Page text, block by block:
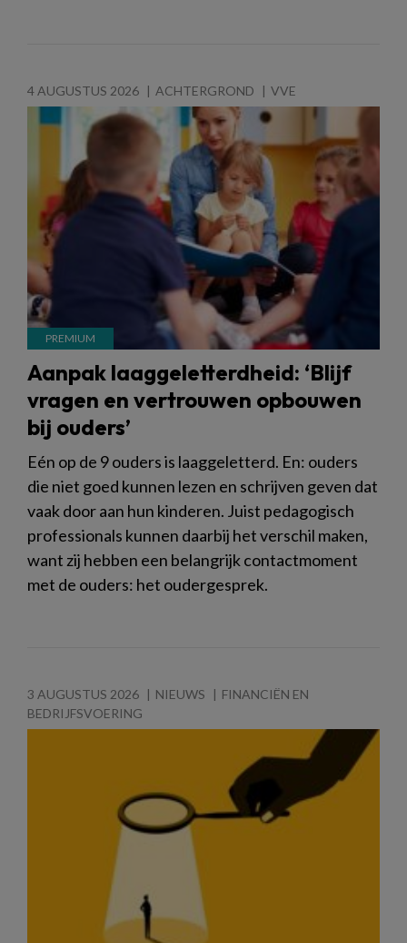
4 AUGUSTUS 2026 ACHTERGROND VVE
Aanpak laaggeletterdheid: ‘Blijf
vragen en vertrouwen opbouwen
bij ouders’
Eén op de 9 ouders is laaggeletterd. En: ouders
die niet goed kunnen lezen en schrijven geven dat
vaak door aan hun kinderen. Juist pedagogisch
professionals kunnen daarbij het verschil maken,
want zij hebben een belangrijk contactmoment
met de ouders: het oudergesprek.
3 AUGUSTUS 2026 NIEUWS
FINANCIËN EN
BEDRIJFSVOERING